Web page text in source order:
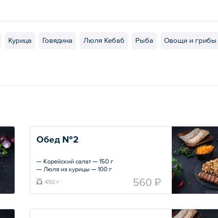
Курица Говядина Люля Кебаб Рыба Овощи и грибы
Обед №2
— Корейский салат — 150 г
— Люля из курицы — 100 г
— Лаваш — 50 гр
450 г 560 ₽